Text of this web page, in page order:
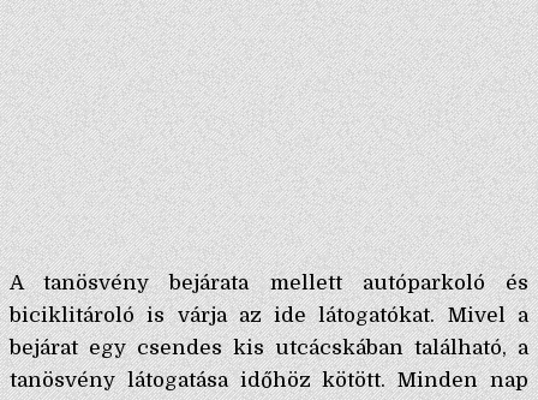
A tanösvény bejárata mellett autóparkoló és
biciklitároló is várja az ide látogatókat. Mivel a
bejárat egy csendes kis utcácskában található, a
tanösvény látogatása időhöz kötött. Minden nap